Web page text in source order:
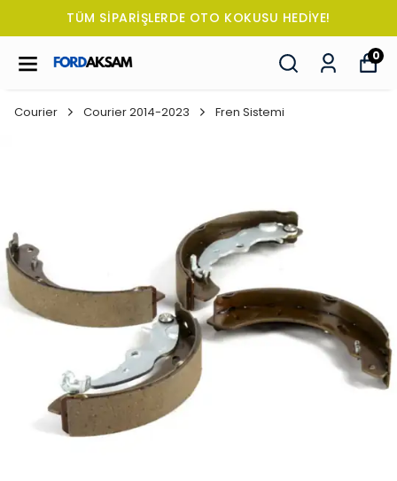
TÜM SİPARİŞLERDE OTO KOKUSU HEDİYE!
0
Courier Courier 2014-2023 Fren Sistemi